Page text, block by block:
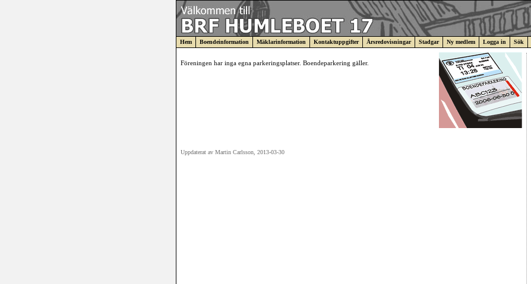
Hem Boendeinformation Mäklarinformation Kontaktuppgifter Årsredovisningar Stadgar Ny medlem Logga in Sök
Föreningen har inga egna parkeringsplatser. Boendeparkering gäller.
Uppdaterat av Martin Carlsson, 2013-03-30